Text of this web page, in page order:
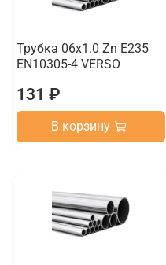
Трубка 06х1.0 Zn E235
EN10305-4 VERSO
131 ₽
В корзину